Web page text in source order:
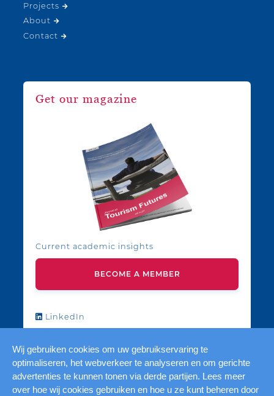
Projects
About
Contact
Get our magazine
Current academic insights
BECOME A MEMBER
LinkedIn
Wij gebruiken cookies om uw gebruikservaring te
optimaliseren, het webverkeer te analyseren en om gerichte
advertenties te kunnen tonen via derde partijen. Lees meer
over hoe wij cookies gebruiken en hoe u ze kunt beheren door